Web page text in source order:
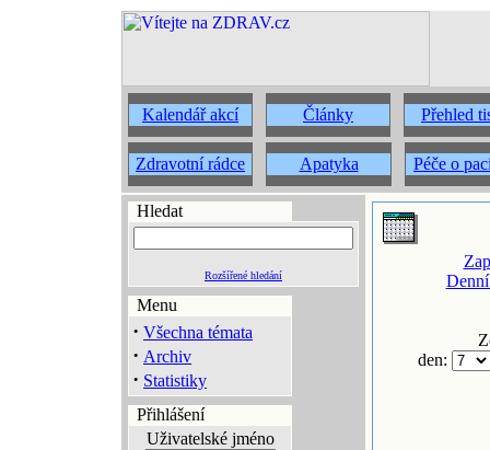
Kalendář akcí Články Přehled
Zdravotní rádce Apatyka Péče o
Hledat
Rozšířené hledání
Menu
· Všechna témata
· Archiv
· Statistiky
Přihlášení
Uživatelské jméno
den: